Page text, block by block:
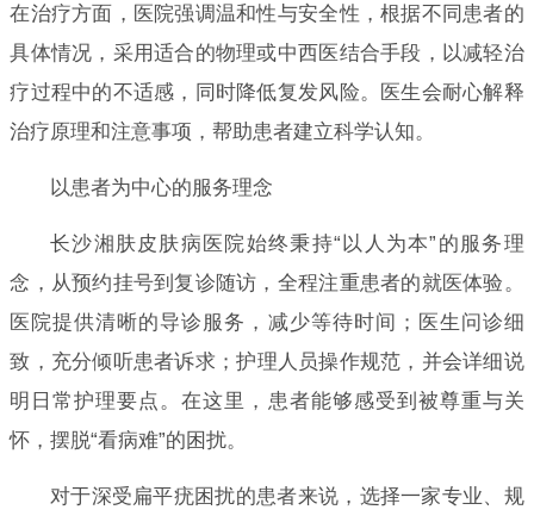
在治疗方面，医院强调温和性与安全性，根据不同患者的
具体情况，采用适合的物理或中西医结合手段，以减轻治
疗过程中的不适感，同时降低复发风险。医生会耐心解释
治疗原理和注意事项，帮助患者建立科学认知。
以患者为中心的服务理念
长沙湘肤皮肤病医院始终秉持“以人为本”的服务理
念，从预约挂号到复诊随访，全程注重患者的就医体验。
医院提供清晰的导诊服务，减少等待时间；医生问诊细
致，充分倾听患者诉求；护理人员操作规范，并会详细说
明日常护理要点。在这里，患者能够感受到被尊重与关
怀，摆脱“看病难”的困扰。
对于深受扁平疣困扰的患者来说，选择一家专业、规